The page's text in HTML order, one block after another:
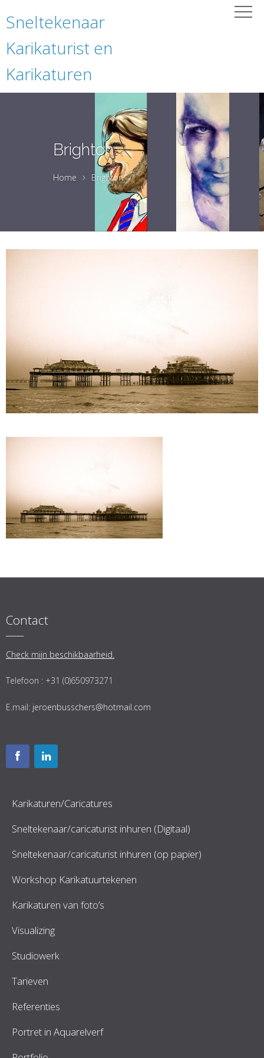
Sneltekenaar
Karikaturist en
Karikaturen
Brighton
Home Brighton
Contact
Check mijn beschikbaarheid.
Telefoon : +31 (0)650973271
E.mail: jeroenbusschers@hotmail.com
Karikaturen/Caricatures
Sneltekenaar/caricaturist inhuren (Digitaal)
Sneltekenaar/caricaturist inhuren (op papier)
Workshop Karikatuurtekenen
Karikaturen van foto’s
Visualizing
Studiowerk
Tarieven
Referenties
Portret in Aquarelverf